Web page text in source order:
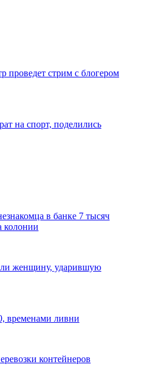
проведет стрим с блогером
на спорт, поделились
в банке 7 тысяч
колонии
женщину, ударившую
временами ливни
контейнеров